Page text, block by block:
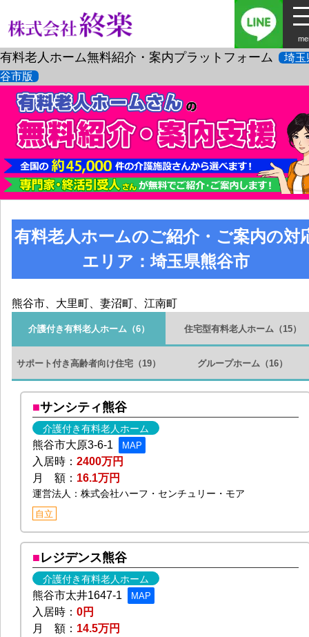
有料老人ホーム無料紹介・案内プラットフォーム
埼玉
谷市版
有料老人ホームのご紹介・ご案内の対
エリア：埼玉県熊谷市
熊谷市、大里町、妻沼町、江南町
介護付き有料老人ホーム （6） 住宅型有料老人ホーム （15）
サポート付き高齢者向け住宅 （19） グループホーム （16）
サンシティ熊谷
介護付き有料老人ホーム
熊谷市大原3-6-1 MAP
入居時：2400万円
月 額： 16.1万円
運営法人：株式会社ハーフ・センチュリー・モア
自立
レジデンス熊谷
介護付き有料老人ホーム
熊谷市太井1647-1 MAP
入居時：0円
月 額： 14.5万円